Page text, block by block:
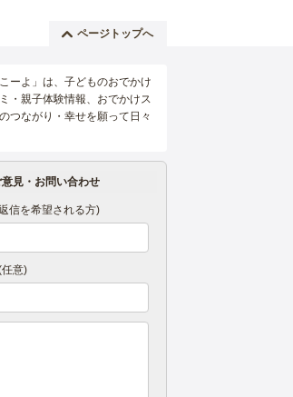
ページトップへ
ーよ」は、子どものおでかけ
・親子体験情報、おでかけス
つながり・幸せを願って日々
見・お問い合わせ
信を希望される方)
意)